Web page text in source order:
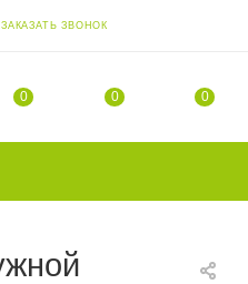
ЗАКАЗАТЬ ЗВОНОК
0 0 0